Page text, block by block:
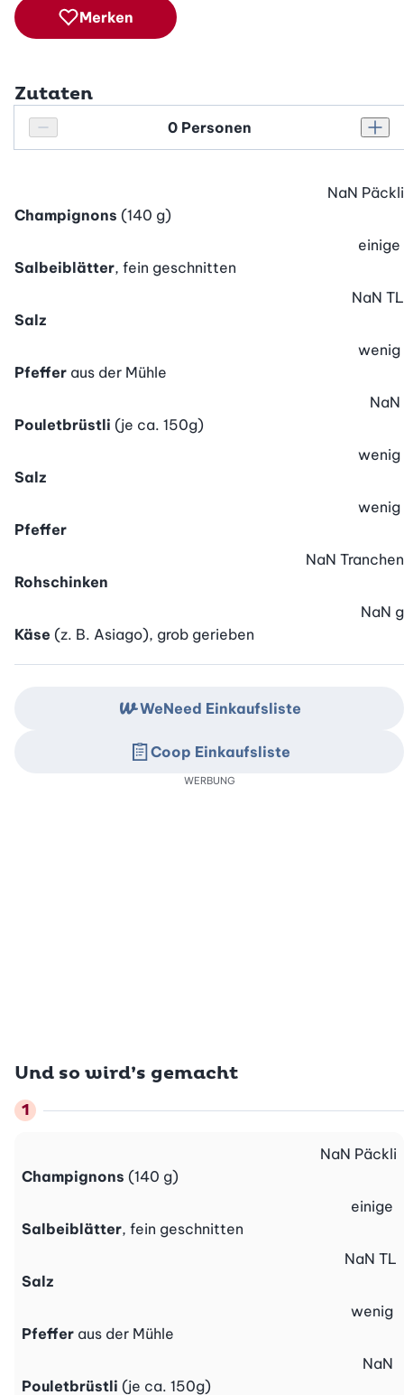
Merken
Zutaten
Personenanzahl verringern
Personenanzahl
Champignons (140 g)
NaN Päckli
Salbeiblätter, fein geschnitten
einige
Salz
NaN TL
Pfeffer aus der Mühle
wenig
Pouletbrüstli (je ca. 150g)
NaN
Salz
wenig
Pfeffer
wenig
Rohschinken
NaN Tranchen
Käse (z. B. Asiago), grob gerieben
NaN g
Und so wird’s gemacht
Champignons (140 g)
NaN Päckli
Salbeiblätter, fein geschnitten
einige
Salz
NaN TL
Pfeffer aus der Mühle
wenig
Pouletbrüstli (je ca. 150g)
NaN
WeNeed Einkaufsliste
Coop Einkaufsliste
WERBUNG